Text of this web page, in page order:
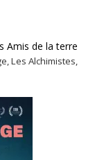
Amis de la terre
Les Alchimistes,